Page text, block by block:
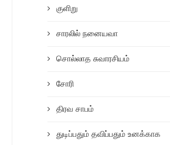
குளிறு
சாரலில் நனையவா
சொல்லாத சுவாரசியம்
சோரி
திரவ சாபம்
துடிப்பதும் தவிப்பதும் உனக்காக